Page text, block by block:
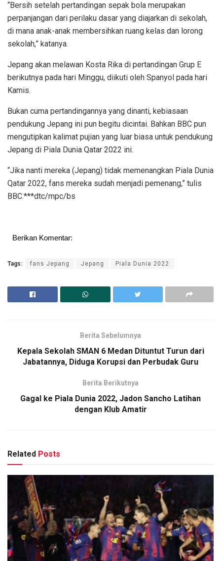
“Bersih setelah pertandingan sepak bola merupakan
perpanjangan dari perilaku dasar yang diajarkan di sekolah,
di mana anak-anak membersihkan ruang kelas dan lorong
sekolah,” katanya.
Jepang akan melawan Kosta Rika di pertandingan Grup E
berikutnya pada hari Minggu, diikuti oleh Spanyol pada hari
Kamis.
Bukan cuma pertandingannya yang dinanti, kebiasaan
pendukung Jepang ini pun begitu dicintai. Bahkan BBC pun
mengutipkan kalimat pujian yang luar biasa untuk pendukung
Jepang di Piala Dunia Qatar 2022 ini.
“Jika nanti mereka (Jepang) tidak memenangkan Piala Dunia
Qatar 2022, fans mereka sudah menjadi pemenang,” tulis
BBC.***dtc/mpc/bs
Berikan Komentar:
Tags: fans Jepang Jepang Piala Dunia 2022
Berita Sebelumnya
Kepala Sekolah SMAN 6 Medan Dituntut Turun dari
Jabatannya, Diduga Korupsi dan Perbudak Guru
Berita Berikutnya
Gagal ke Piala Dunia 2022, Jadon Sancho Latihan
dengan Klub Amatir
Related Posts